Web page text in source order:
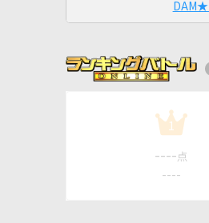
1
---- 点
----